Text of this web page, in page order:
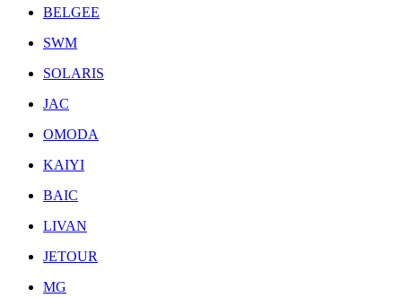
BELGEE
SWM
SOLARIS
JAC
OMODA
KAIYI
BAIC
LIVAN
JETOUR
MG